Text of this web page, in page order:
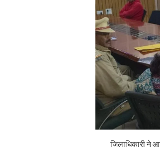
जिलाधिकारी ने